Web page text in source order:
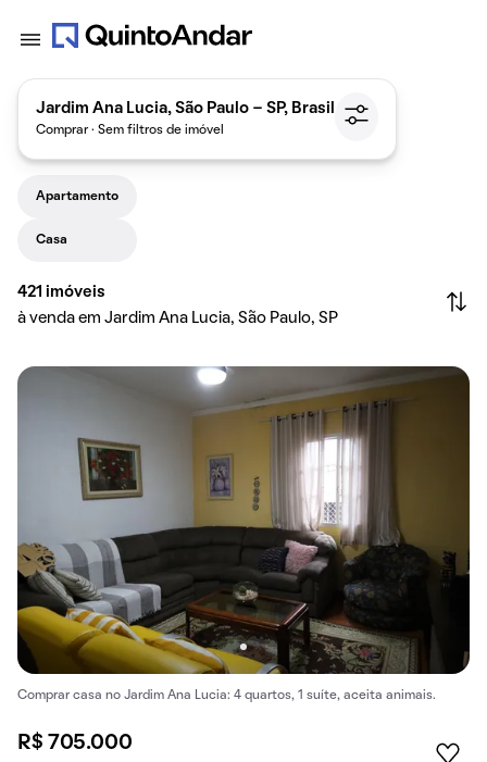
Jardim Ana Lucia, São Paulo - SP, Brasil
Comprar · Sem filtros de imóvel
Apartamento
Casa
421 imóveis
à venda em Jardim Ana Lucia, São Paulo, SP
Comprar casa no Jardim Ana Lucia: 4 quartos, 1 suíte, aceita animais.
R$ 705.000